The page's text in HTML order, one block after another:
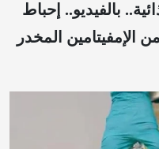
بالفيديو.. إحباط
ألف حبة من الإمفيتامين المخدر